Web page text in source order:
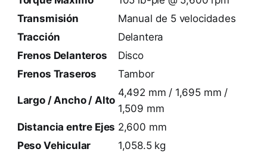
Transmisión
Manual de 5 velocidades
Tracción
Delantera
Frenos Delanteros
Disco
Frenos Traseros
Tambor
Largo / Ancho / Alto
4,492 mm / 1,695 mm /
1,509 mm
Distancia entre Ejes 2,600 mm
Peso Vehicular
1,058.5 kg